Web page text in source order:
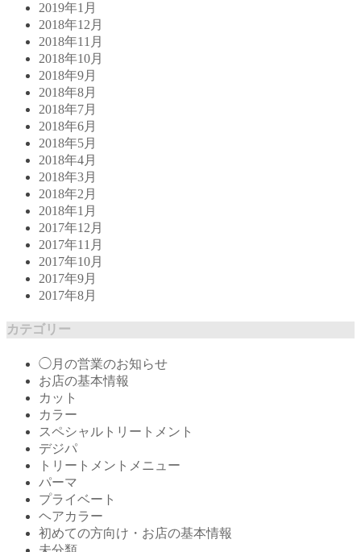
2019年1月
2018年12月
2018年11月
2018年10月
2018年9月
2018年8月
2018年7月
2018年6月
2018年5月
2018年4月
2018年3月
2018年2月
2018年1月
2017年12月
2017年11月
2017年10月
2017年9月
2017年8月
カテゴリー
◯月の営業のお知らせ
お店の基本情報
カット
カラー
スペシャルトリートメント
デジパ
トリートメントメニュー
パーマ
プライベート
ヘアカラー
初めての方向け・お店の基本情報